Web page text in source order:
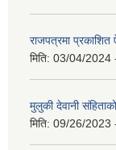
राजपत्रमा
मिति: 03/04/2024
मुलुकी देवानी
मिति: 09/26/2023